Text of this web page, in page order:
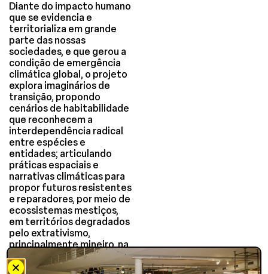
Diante do impacto humano
que se evidencia e
territorializa em grande
parte das nossas
sociedades, e que gerou a
condição de emergência
climática global, o projeto
explora imaginários de
transição, propondo
cenários de habitabilidade
que reconhecem a
interdependência radical
entre espécies e
entidades; articulando
práticas espaciais e
narrativas climáticas para
propor futuros resistentes
e reparadores, por meio de
ecossistemas mestiços,
em territórios degradados
pelo extrativismo,
principalmente mineiro, na
Orinoquia-Amazônia
venezuelana.